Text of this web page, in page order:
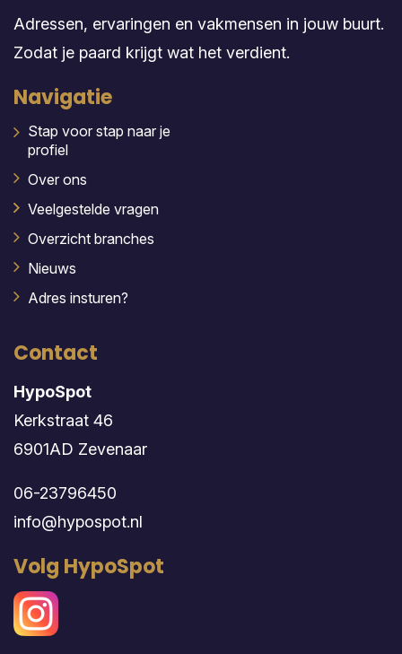
Adressen, ervaringen en vakmensen in jouw buurt.
Zodat je paard krijgt wat het verdient.
Navigatie
Stap voor stap naar je
profiel
Over ons
Veelgestelde vragen
Overzicht branches
Nieuws
Adres insturen?
Contact
HypoSpot
Kerkstraat 46
6901AD Zevenaar
06-23796450
info@hypospot.nl
Volg HypoSpot